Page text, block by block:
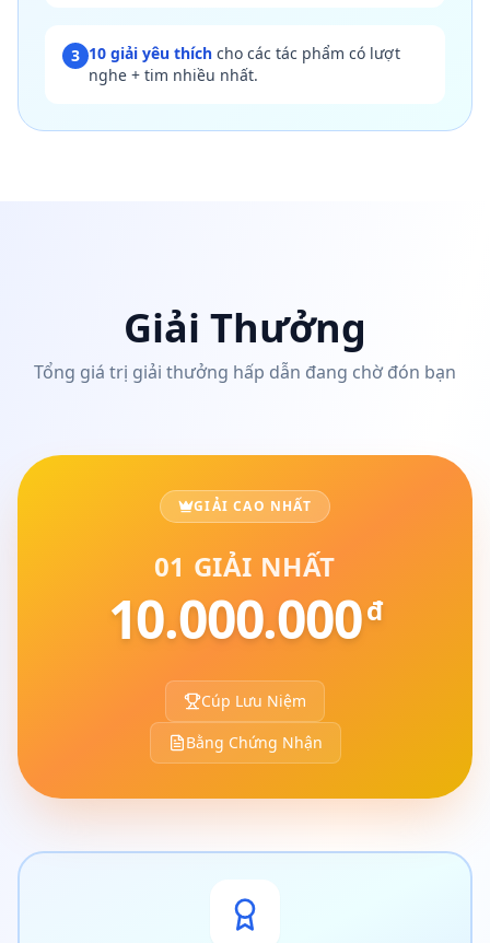
3 10 giải yêu thích cho các tác phẩm có lượt
nghe + tim nhiều nhất.
Giải Thưởng
Tổng giá trị giải thưởng hấp dẫn đang chờ đón bạn
GIẢI CAO NHẤT
01 GIẢI NHẤT
10.000.000đ
Cúp Lưu Niệm
Bằng Chứng Nhận